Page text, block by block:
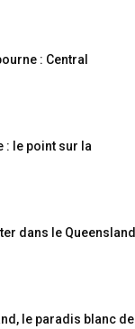
: Central
: le point sur la
dans le Queensland
le paradis blanc de